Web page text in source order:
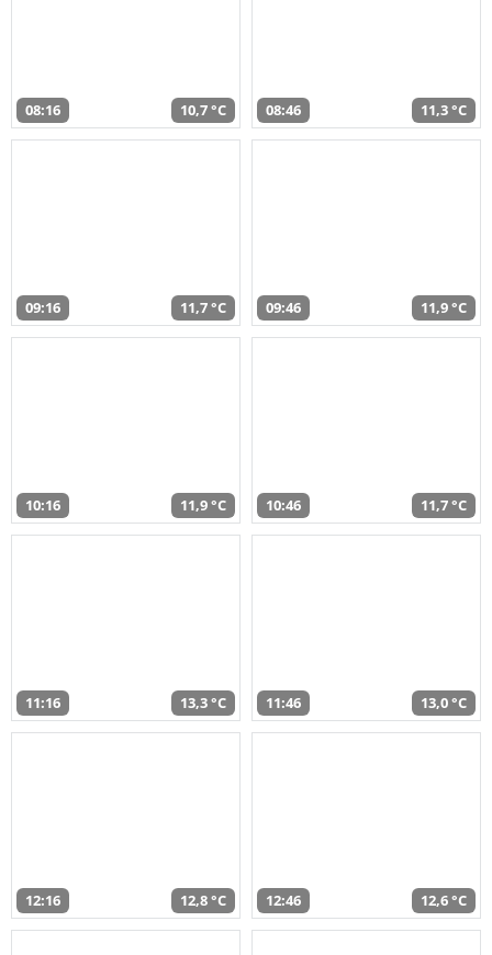
08:16 10,7 °C 08:46 11,3 °C
09:16 11,7 °C 09:46 11,9 °C
10:16 11,9 °C 10:46 11,7 °C
11:16 13,3 °C 11:46 13,0 °C
12:16 12,8 °C 12:46 12,6 °C